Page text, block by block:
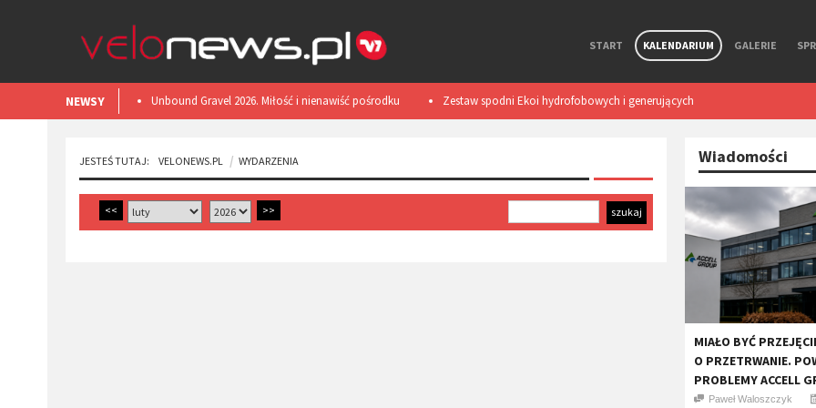
START KALENDARIUM GALERIE
NEWSY
​Unbound Gravel 2026. Miłość i nienawiść pośrodku
Kansas.
Zestaw spodni Ekoi hydrofobowych i generujących
ciepło podczas ruchu. Test
Smart light
JESTEŚ TUTAJ: VELONEWS.PL WYDARZENIA
<< >>
Wiadomości
MIAŁO BYĆ
O PRZETRWANIE.
PROBLEMY ACCELL
Paweł Waloszczyk